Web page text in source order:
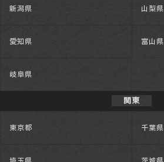
新潟県 山梨県
愛知県 富山県
岐阜県
関東
東京都 千葉県